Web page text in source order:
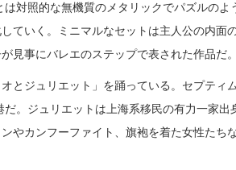
対照的な無機質のメタリックでパズルのよ
ていく。ミニマルなセットは主人公の内面
見事にバレエのステップで表された作品だ。
とジュリエット」を踊っている。セプティ
。ジュリエットは上海系移民の有力一家出
やカンフーファイト、旗袍を着た女性たち